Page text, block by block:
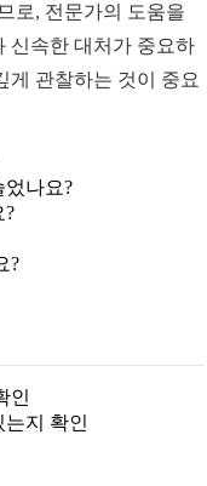
로, 전문가의 도움을
신속한 대처가 중요하
게 관찰하는 것이 중요
나요?
?
?
인
지 확인